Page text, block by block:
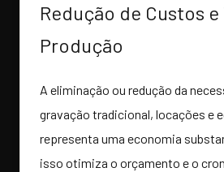
Redução de Custos
Produção
A eliminação ou redução da
gravação tradicional, locações e
representa uma economia
isso otimiza o orçamento e o